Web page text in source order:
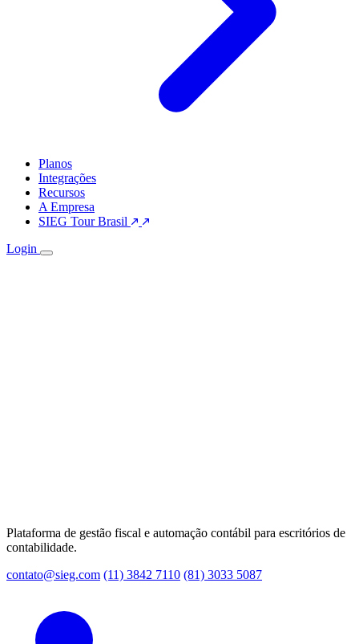
Planos
Integrações
Recursos
A Empresa
SIEG Tour Brasil
Login
Plataforma de gestão fiscal e automação contábil para escritórios de
contabilidade.
contato@sieg.com (11) 3842 7110 (81) 3033 5087